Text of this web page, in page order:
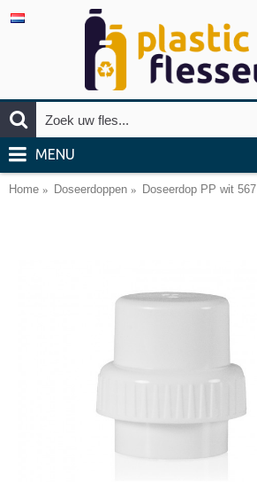
MENU
Home Doseerdoppen Doseerdop PP wit 567